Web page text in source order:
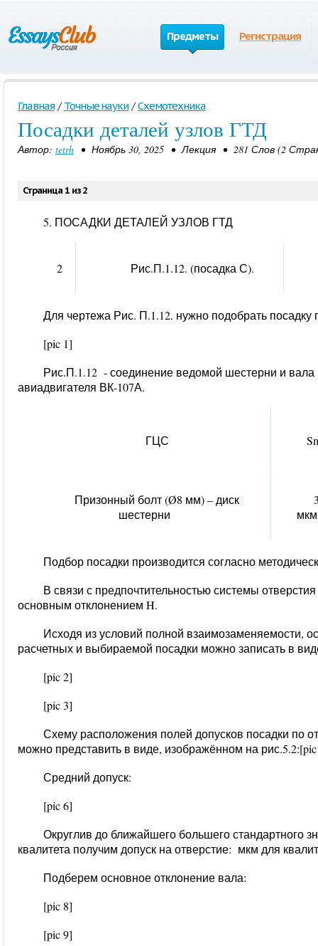
Предметы Регистрация
Главная / Точные науки / Схемотехника
Посадки деталей узлов ГТД
Автор: tetrh • Ноябрь 30, 2025 • Лекция • 281 Слов (2
Страница 1 из 2
5. ПОСАДКИ ДЕТАЛЕЙ УЗЛОВ ГТД
2 Рис.П.1.12. (посадка С).
Для чертежа Рис. П.1.12. нужно подобрать
[pic 1]
Рис.П.1.12 - соединение ведомой шестерни и вала
авиадвигателя ВК-107А.
ГЦС
Призонный болт (Ø8 мм) – диск
шестерни
мкм
Подбор посадки производится согласно
В связи с предпочтительностью системы
основным отклонением H.
Исходя из условий полной взаимозаменяемости,
расчетных и выбираемой посадки можно записать в
[pic 2]
[pic 3]
Схему расположения полей допусков посадки по
можно представить в виде, изображённом на рис.5.2:
Средний допуск:
[pic 6]
Округлив до ближайшего большего стандартного
квалитета получим допуск на отверстие: мкм для
Подберем основное отклонение вала:
[pic 8]
[pic 9]